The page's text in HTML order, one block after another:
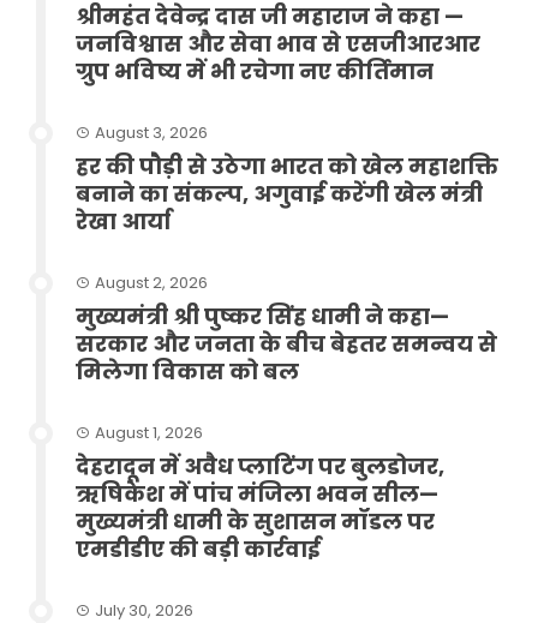
श्रीमहंत देवेन्द्र दास जी महाराज ने कहा —
जनविश्वास और सेवा भाव से एसजीआरआर
ग्रुप भविष्य में भी रचेगा नए कीर्तिमान
August 3, 2026
हर की पौड़ी से उठेगा भारत को खेल महाशक्ति
बनाने का संकल्प, अगुवाई करेंगी खेल मंत्री
रेखा आर्या
August 2, 2026
मुख्यमंत्री श्री पुष्कर सिंह धामी ने कहा—
सरकार और जनता के बीच बेहतर समन्वय से
मिलेगा विकास को बल
August 1, 2026
देहरादून में अवैध प्लाटिंग पर बुलडोजर,
ऋषिकेश में पांच मंजिला भवन सील—
मुख्यमंत्री धामी के सुशासन मॉडल पर
एमडीडीए की बड़ी कार्रवाई
July 30, 2026